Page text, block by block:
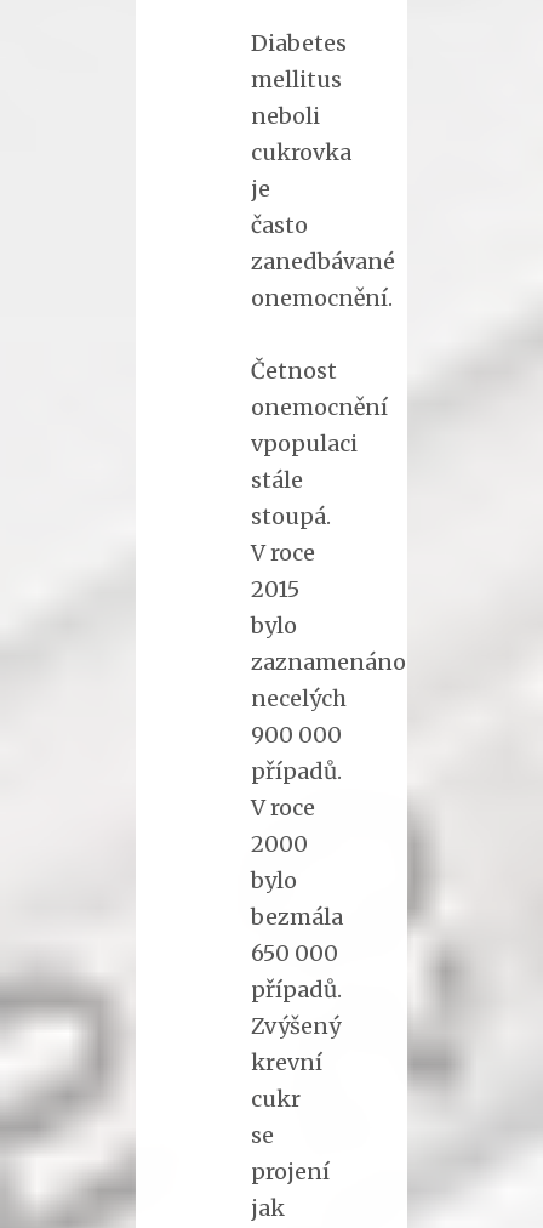
Diabetes
mellitus
neboli
cukrovka
je
často
zanedbávané
onemocnění.
Četnost
onemocnění
vpopulaci
stále
stoupá.
V roce
2015
bylo
zaznamenáno
necelých
900 000
případů.
V roce
2000
bylo
bezmála
650 000
případů.
Zvýšený
krevní
cukr
se
projení
jak